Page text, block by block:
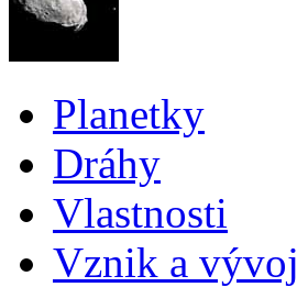
Planetky
Dráhy
Vlastnosti
Vznik a vývoj